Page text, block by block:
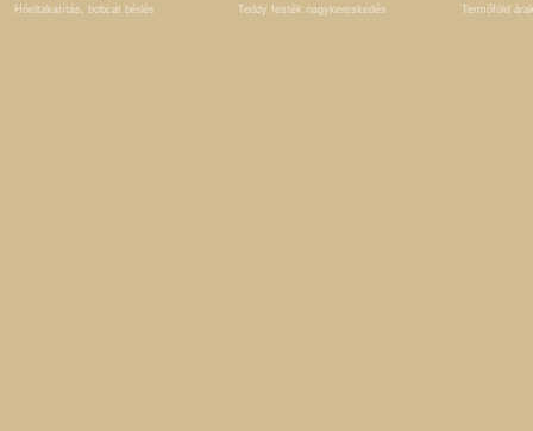
Hóeltakarítás, bobcat bérlés
Teddy festék nagykereskedés Termőföld